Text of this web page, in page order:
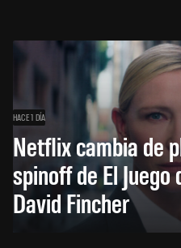
HACE 1 DÍA
Netflix cambia de
spinoff de El Juego
David Fincher